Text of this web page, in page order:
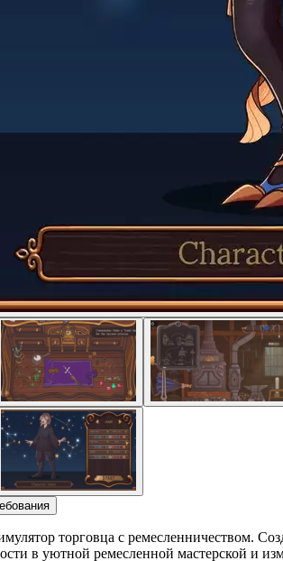
торговца с ремесленничеством.
в уютной ремесленной мастерской и